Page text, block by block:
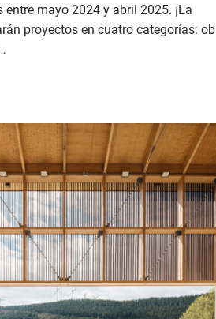
mayo 2024 y abril 2025. ¡La
proyectos en cuatro categorías: